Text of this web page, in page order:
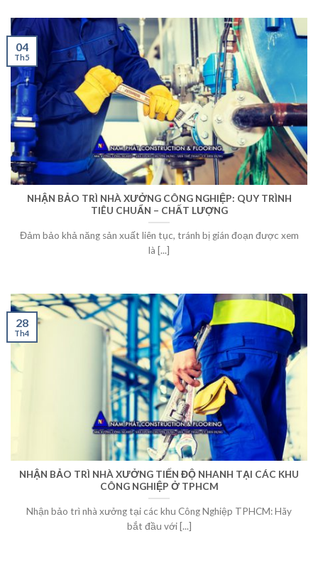
NHẬN BẢO TRÌ NHÀ XƯỞNG CÔNG NGHIỆP: QUY TRÌNH
TIÊU CHUẨN – CHẤT LƯỢNG
Đảm bảo khả năng sản xuất liên tục, tránh bị gián đoạn được xem
là [...]
04
Th5
NHẬN BẢO TRÌ NHÀ XƯỞNG TIẾN ĐỘ NHANH TẠI CÁC KHU
CÔNG NGHIỆP Ở TPHCM
Nhận bảo trì nhà xưởng tại các khu Công Nghiệp TPHCM: Hãy
bắt đầu với [...]
28
Th4